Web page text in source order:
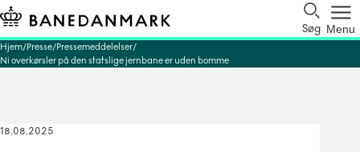
Søg Menu
Hjem Presse Pressemeddelelser
Ni overkørsler på den statslige jernbane er uden bomme
18.08.2025